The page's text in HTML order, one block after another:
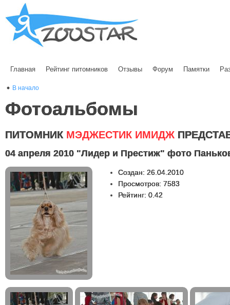
Главная Рейтинг питомников Отзывы Форум Памятки
В начало
Фотоальбомы
ПИТОМНИК МЭДЖЕСТИК ИМИДЖ
04 апреля 2010 "Лидер и Престиж" фото
Создан: 26.04.2010
Просмотров: 7583
Рейтинг: 0.42